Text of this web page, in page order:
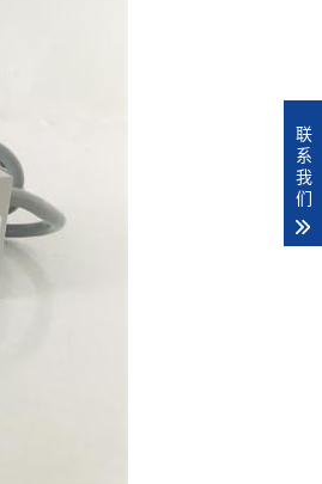
联
系
我
们